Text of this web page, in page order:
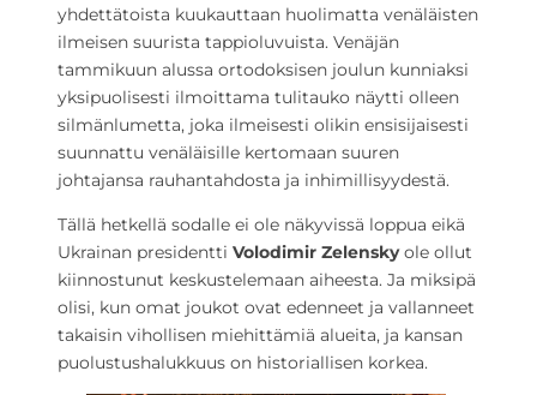
yhdettätoista kuukauttaan huolimatta venäläisten
ilmeisen suurista tappioluvuista. Venäjän
tammikuun alussa ortodoksisen joulun kunniaksi
yksipuolisesti ilmoittama tulitauko näytti olleen
silmänlumetta, joka ilmeisesti olikin ensisijaisesti
suunnattu venäläisille kertomaan suuren
johtajansa rauhantahdosta ja inhimillisyydestä.
Tällä hetkellä sodalle ei ole näkyvissä loppua eikä
Ukrainan presidentti Volodimir Zelenskyole ollut
kiinnostunut keskustelemaan aiheesta. Ja miksipä
olisi, kun omat joukot ovat edenneet ja vallanneet
takaisin vihollisen miehittämiä alueita, ja kansan
puolustushalukkuus on historiallisen korkea.